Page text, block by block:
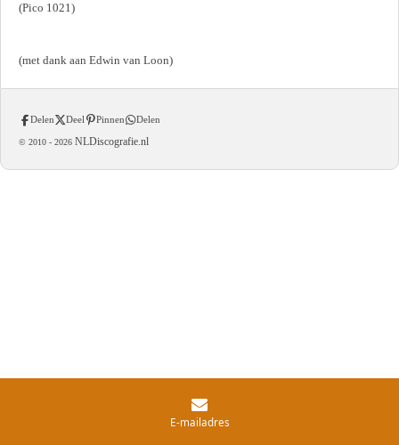
(Pico 1021)
(met dank aan Edwin van Loon)
Delen Deel Pinnen Delen
© 2010 - 2026 NLDiscografie.nl
E-mailadres